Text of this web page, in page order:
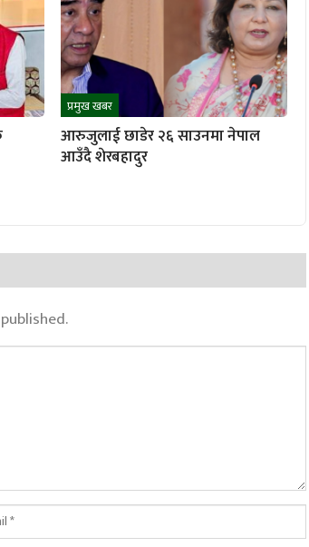
प्रमुख खबर
आरुजुलाई छाडेर २६ साउनमा नेपाल
आउँदै शेरबहादुर